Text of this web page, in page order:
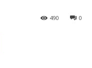
0
490